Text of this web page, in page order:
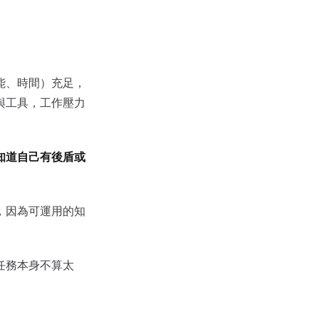
時間）充足，
工具，工作壓力
道自己有後盾或
因為可運用的知
務本身不算太